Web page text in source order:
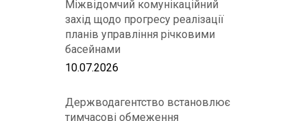
Міжвідомчий комунікаційний
захід щодо прогресу реалізації
планів управління річковими
басейнами
10.07.2026
Держводагентство встановлює
тимчасові обмеження